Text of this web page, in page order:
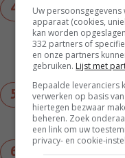
Verhit een
de makreelfilets
zout en bak 3
scheut
om met een
Serveer de sla
gebakken
eventuele
Uw
apparaat (cookies,
kan worden
332 partners of
en onze partners
gebruiken. Lijst met
Bepaalde leveranciers
verwerken op basis
hiertegen bezwaar
beheren. Zoek
een link om uw
privacy- en cookie-